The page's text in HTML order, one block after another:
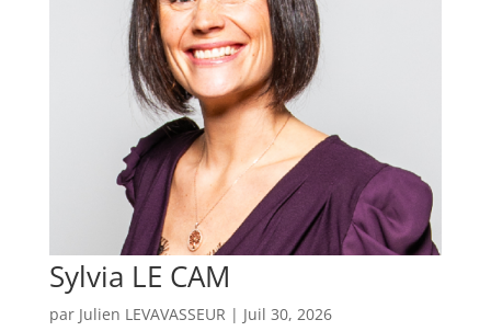
Sylvia LE CAM
par Julien LEVAVASSEUR | Juil 30, 2026